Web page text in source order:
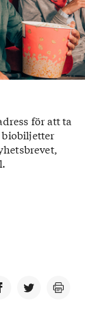
för att ta
biobiljetter